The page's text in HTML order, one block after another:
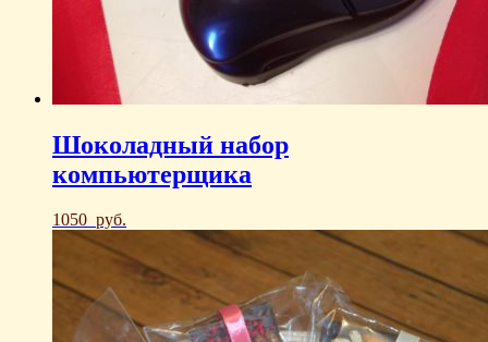
Шоколадный набор
компьютерщика
1050 руб.